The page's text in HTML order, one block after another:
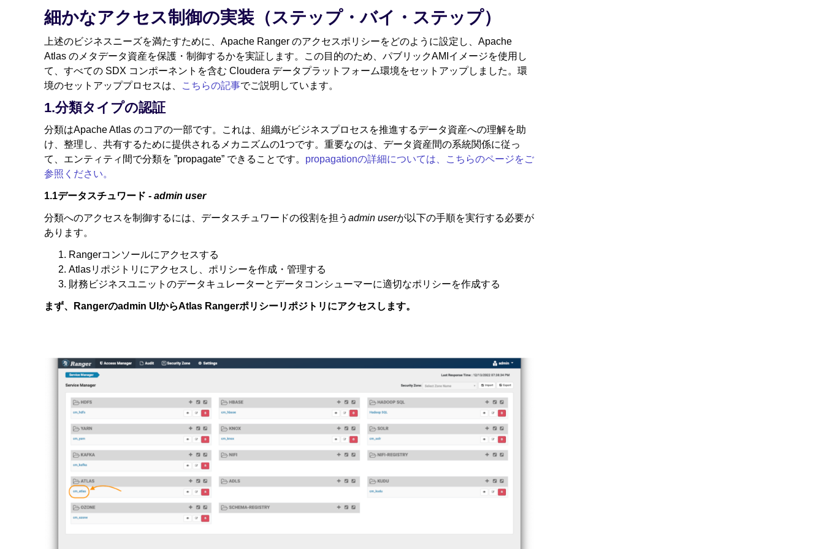
細かなアクセス制御の実装（ステップ・バイ・ステップ）
上述のビジネスニーズを満たすために、Apache Ranger のアクセスポリシーをどのように設定し、Apache
Atlas のメタデータ資産を保護・制御するかを実証します。この目的のため、パブリックAMIイメージを使用し
て、すべての SDX コンポーネントを含む Cloudera データプラットフォーム環境をセットアップしました。環
境のセットアッププロセスは、
こちらの記事でご説明しています。
1.分類タイプの認証
分類はApache Atlas のコアの一部です。これは、組織がビジネスプロセスを推進するデータ資産への理解を助
け、整理し、共有するために提供されるメカニズムの1つです。重要なのは、データ資産間の系統関係に従っ
て、エンティティ間で分類を ”propagate” できることです。 propagationの詳細については、こちらのページをご
参照ください。
1.1データスチュワード - admin user
分類へのアクセスを制御するには、データスチュワードの役割を担う admin userが以下の手順を実行する必要が
あります。
Rangerコンソールにアクセスする
Atlasリポジトリにアクセスし、ポリシーを作成・管理する
財務ビジネスユニットのデータキュレーターとデータコンシューマーに適切なポリシーを作成する
まず、Rangerのadmin UIからAtlas Rangerポリシーリポジトリにアクセスします。